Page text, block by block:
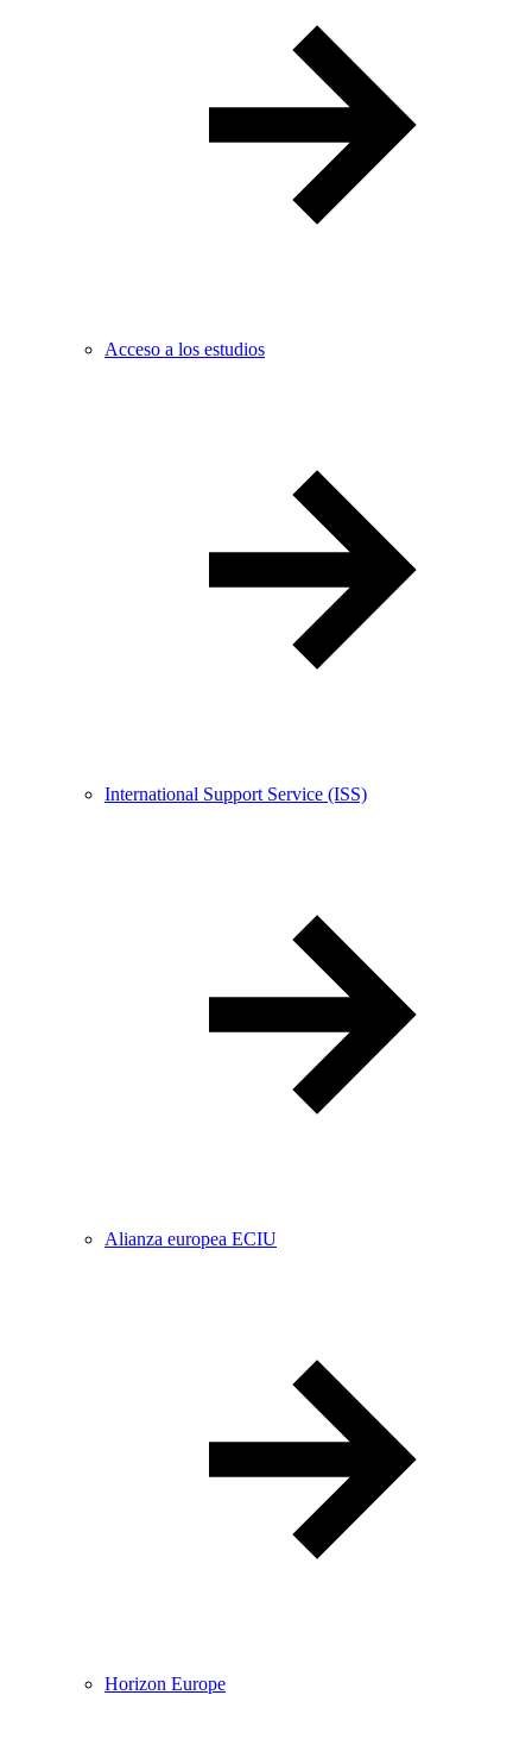
Acceso a los estudios
International Support Service (ISS)
Alianza europea ECIU
Horizon Europe